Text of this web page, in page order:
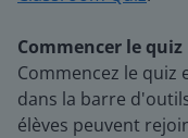
Commencer le quiz
Commencez le quiz
dans la barre
élèves peuvent